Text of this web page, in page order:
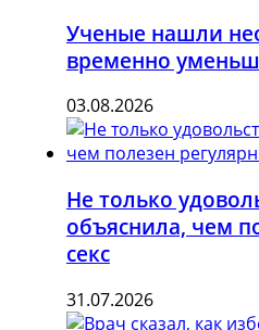
Ученые нашли
временно
03.08.2026
Не только
объяснила, чем
секс
31.07.2026